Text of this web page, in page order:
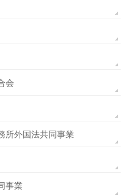
会
所外国法共同事業
事業